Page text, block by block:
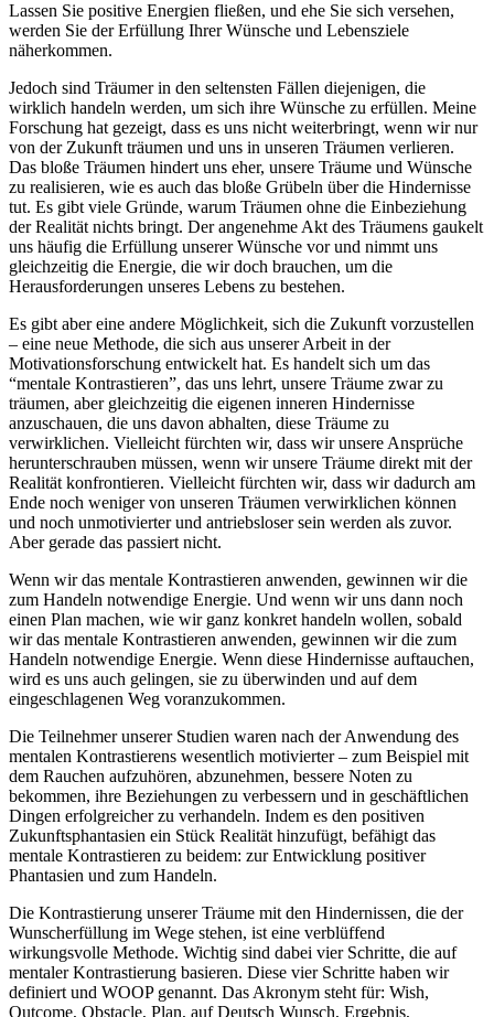
Lassen Sie positive Energien fließen, und ehe Sie sich versehen,
werden Sie der Erfüllung Ihrer Wünsche und Lebensziele
näherkommen.
Jedoch sind Träumer in den seltensten Fällen diejenigen, die
wirklich handeln werden, um sich ihre Wünsche zu erfüllen. Meine
Forschung hat gezeigt, dass es uns nicht weiterbringt, wenn wir nur
von der Zukunft träumen und uns in unseren Träumen verlieren.
Das bloße Träumen hindert uns eher, unsere Träume und Wünsche
zu realisieren, wie es auch das bloße Grübeln über die Hindernisse
tut. Es gibt viele Gründe, warum Träumen ohne die Einbeziehung
der Realität nichts bringt. Der angenehme Akt des Träumens gaukelt
uns häufig die Erfüllung unserer Wünsche vor und nimmt uns
gleichzeitig die Energie, die wir doch brauchen, um die
Herausforderungen unseres Lebens zu bestehen.
Es gibt aber eine andere Möglichkeit, sich die Zukunft vorzustellen
– eine neue Methode, die sich aus unserer Arbeit in der
Motivationsforschung entwickelt hat. Es handelt sich um das
“mentale Kontrastieren”, das uns lehrt, unsere Träume zwar zu
träumen, aber gleichzeitig die eigenen inneren Hindernisse
anzuschauen, die uns davon abhalten, diese Träume zu
verwirklichen. Vielleicht fürchten wir, dass wir unsere Ansprüche
herunterschrauben müssen, wenn wir unsere Träume direkt mit der
Realität konfrontieren. Vielleicht fürchten wir, dass wir dadurch am
Ende noch weniger von unseren Träumen verwirklichen können
und noch unmotivierter und antriebsloser sein werden als zuvor.
Aber gerade das passiert nicht.
Wenn wir das mentale Kontrastieren anwenden, gewinnen wir die
zum Handeln notwendige Energie. Und wenn wir uns dann noch
einen Plan machen, wie wir ganz konkret handeln wollen, sobald
wir das mentale Kontrastieren anwenden, gewinnen wir die zum
Handeln notwendige Energie. Wenn diese Hindernisse auftauchen,
wird es uns auch gelingen, sie zu überwinden und auf dem
eingeschlagenen Weg voranzukommen.
Die Teilnehmer unserer Studien waren nach der Anwendung des
mentalen Kontrastierens wesentlich motivierter – zum Beispiel mit
dem Rauchen aufzuhören, abzunehmen, bessere Noten zu
bekommen, ihre Beziehungen zu verbessern und in geschäftlichen
Dingen erfolgreicher zu verhandeln. Indem es den positiven
Zukunftsphantasien ein Stück Realität hinzufügt, befähigt das
mentale Kontrastieren zu beidem: zur Entwicklung positiver
Phantasien und zum Handeln.
Die Kontrastierung unserer Träume mit den Hindernissen, die der
Wunscherfüllung im Wege stehen, ist eine verblüffend
wirkungsvolle Methode. Wichtig sind dabei vier Schritte, die auf
mentaler Kontrastierung basieren. Diese vier Schritte haben wir
definiert und WOOP genannt. Das Akronym steht für: Wish,
Outcome, Obstacle, Plan, auf Deutsch Wunsch, Ergebnis,